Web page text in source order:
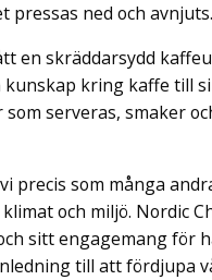
pressas ned och avnjuts.
en skräddarsydd
kring kaffe till
serveras, smaker
precis som många
och miljö. Nordic
sitt engagemang för
till att fördjupa